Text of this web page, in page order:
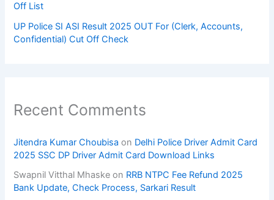
Off List
UP Police SI ASI Result 2025 OUT For (Clerk, Accounts,
Confidential) Cut Off Check
Recent Comments
Jitendra Kumar Choubisa on Delhi Police Driver Admit Card
2025 SSC DP Driver Admit Card Download Links
Swapnil Vitthal Mhaske on RRB NTPC Fee Refund 2025
Bank Update, Check Process, Sarkari Result